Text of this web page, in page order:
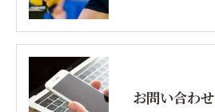
お問い合わせ